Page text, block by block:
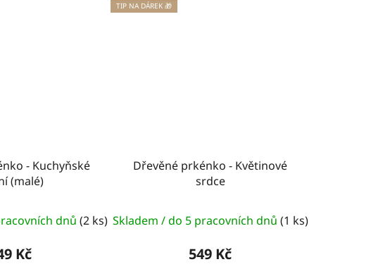
- Kuchyňské
(malé)
dnů(2 ks)
Kč
TIP NA DÁREK 🎁
Dřevěné prkénko - Květinové
srdce
Skladem / do 5 pracovních dnů (1 ks)
549 Kč